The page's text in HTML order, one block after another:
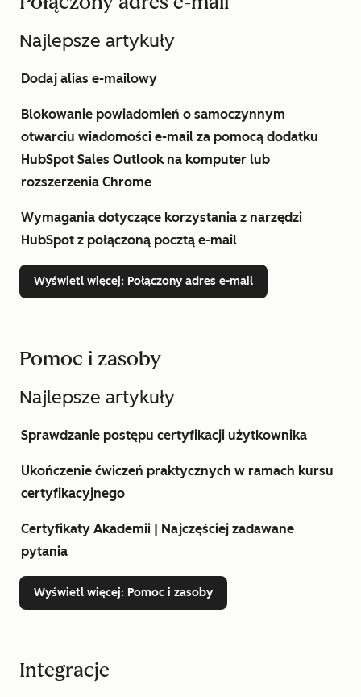
Najlepsze artykuły
Dodaj alias e-mailowy
Blokowanie powiadomień o samoczynnym
otwarciu wiadomości e-mail za pomocą dodatku
HubSpot Sales Outlook na komputer lub
rozszerzenia Chrome
Wymagania dotyczące korzystania z narzędzi
HubSpot z połączoną pocztą e-mail
Wyświetl więcej: Połączony adres e-mail
Pomoc i zasoby
Najlepsze artykuły
Sprawdzanie postępu certyfikacji użytkownika
Ukończenie ćwiczeń praktycznych w ramach kursu
certyfikacyjnego
Certyfikaty Akademii | Najczęściej zadawane
pytania
Wyświetl więcej: Pomoc i zasoby
Integracje